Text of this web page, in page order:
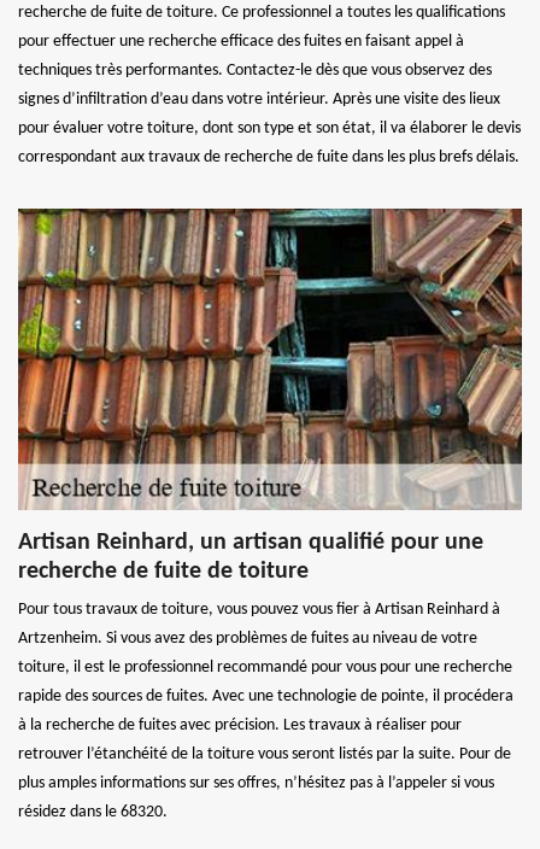
recherche de fuite de toiture. Ce professionnel a toutes les qualifications
pour effectuer une recherche efficace des fuites en faisant appel à
techniques très performantes. Contactez-le dès que vous observez des
signes d’infiltration d’eau dans votre intérieur. Après une visite des lieux
pour évaluer votre toiture, dont son type et son état, il va élaborer le devis
correspondant aux travaux de recherche de fuite dans les plus brefs délais.
Artisan Reinhard, un artisan qualifié pour une
recherche de fuite de toiture
Pour tous travaux de toiture, vous pouvez vous fier à Artisan Reinhard à
Artzenheim. Si vous avez des problèmes de fuites au niveau de votre
toiture, il est le professionnel recommandé pour vous pour une recherche
rapide des sources de fuites. Avec une technologie de pointe, il procédera
à la recherche de fuites avec précision. Les travaux à réaliser pour
retrouver l’étanchéité de la toiture vous seront listés par la suite. Pour de
plus amples informations sur ses offres, n’hésitez pas à l’appeler si vous
résidez dans le 68320.